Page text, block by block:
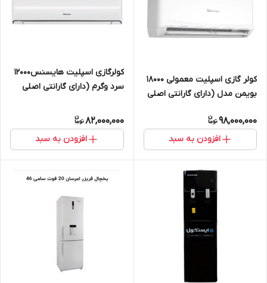
کولر گازی اسپلیت معمولی 18000
بویمن مدل (دارای گارانتی اصلی
18TP
98,000,000
افزودن به سبد
کولرگازی اسپلیت هایسنس12000
سرد وگرم (دارای گارانتی اصلی
82,000,000
افزودن به سبد